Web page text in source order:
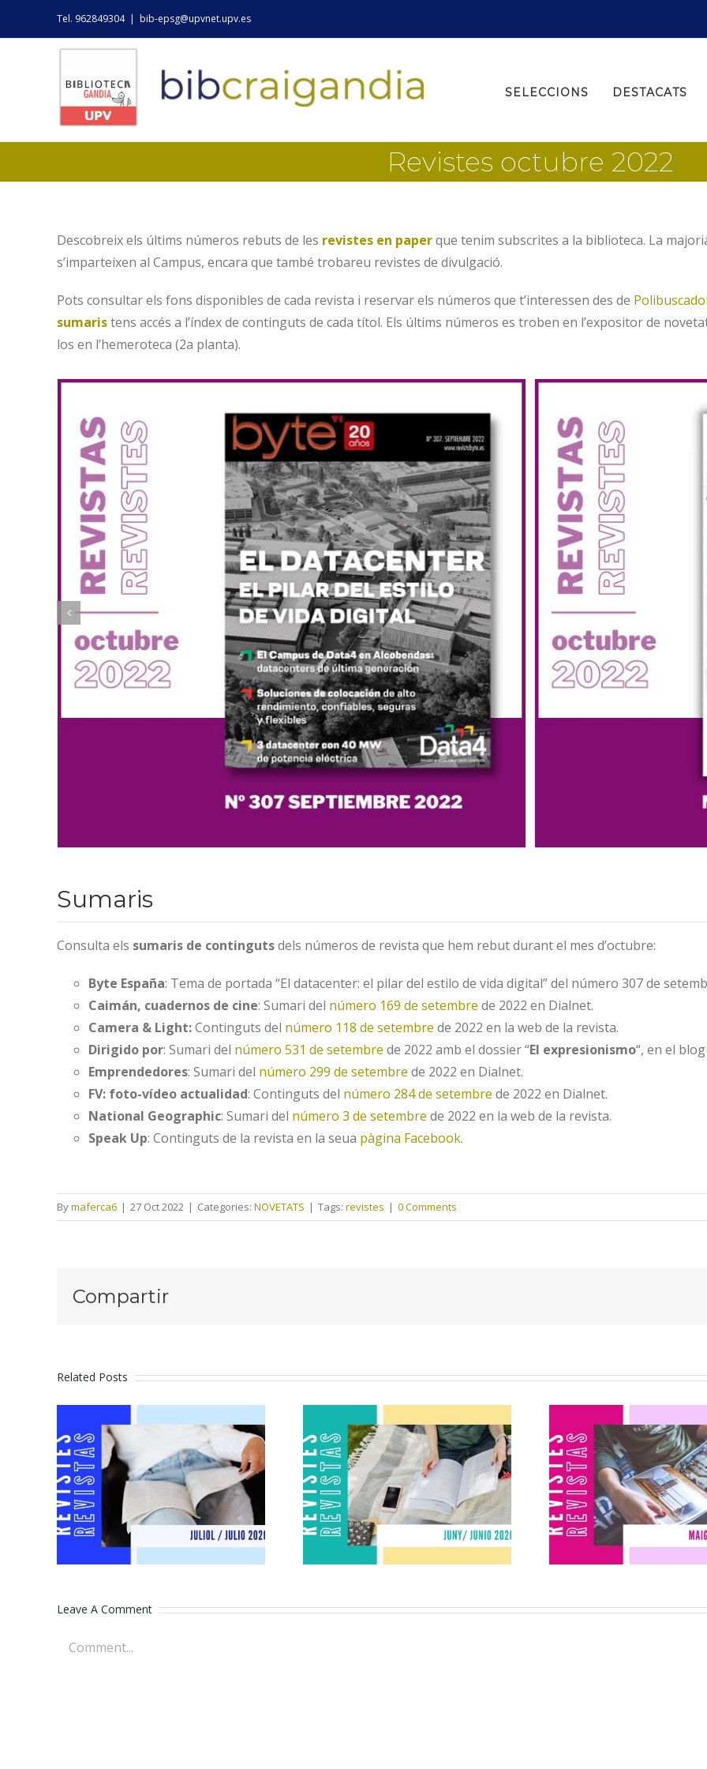
Tel. 962849304 | bib-epsg@upvnet.upv.es
Search
SELECCIONS DESTACATS
Revistes octubre 2022
Descobreix els últims números rebuts de les revistes en paperque tenim subscrites a la biblioteca. La
s’imparteixen al Campus, encara que també trobareu revistes de divulgació.
Pots consultar els fons disponibles de cada revista i reservar els números que t’interessen des de
sumaristens accés a l’índex de continguts de cada títol. Els últims números es troben en l’expositor de
los en l’hemeroteca (2a planta).
Sumaris
Consulta els sumaris de contingutsdels números de revista que hem rebut durant el mes d’octubre:
Byte España: Tema de portada “El datacenter: el pilar del estilo de vida digital” del número 307 de
Caimán, cuadernos de cine: Sumari del número 169 de setembre de 2022 en Dialnet.
Camera & Light:Continguts del número 118 de setembre de 2022 en la web de la revista.
Dirigido por: Sumari del número 531 de setembre de 2022 amb el dossier “El expresionismo“, en el blog
Emprendedores: Sumari del número 299 de setembre de 2022 en Dialnet.
FV: foto-vídeo actualidad: Continguts del número 284 de setembre de 2022 en Dialnet.
National Geographic: Sumari del número 3 de setembre de 2022 en la web de la revista.
Speak Up: Continguts de la revista en la seua pàgina Facebook.
Bymaferca6 | 27 Oct 2022 | Categories: NOVETATS | Tags: revistes | 0 Comments
Compartir
Related Posts
Revistes juliol
2026
Revistes juny
2026
Revistes
2026
Leave A Comment
Comment